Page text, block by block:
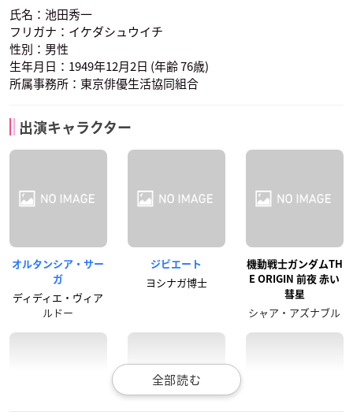
氏名：池田秀一
フリガナ：イケダシュウイチ
性別：男性
生年月日：1949年12月2日 (年齢 76歳)
所属事務所：東京俳優生活協同組合
出演キャラクター
オルタンシア・サー
ガ
ディディエ・ヴィア
ルドー
ジビエート
ヨシナガ博士
機動戦士ガンダムTH
E ORIGIN 前夜 赤い
彗星
シャア・アズナブル